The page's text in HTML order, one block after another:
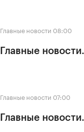
Главные новости 08:00
Главные
Главные новости 07:00
Главные